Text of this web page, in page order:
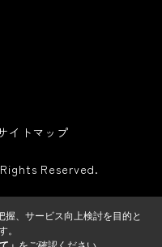
イトマップ
Reserved.
、サービス向上検討を目的と
。